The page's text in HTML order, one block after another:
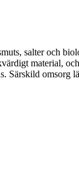
salter och
material,
omsorg